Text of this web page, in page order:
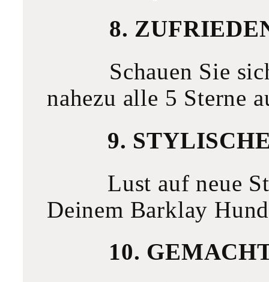
8.
Schauen Sie
nahezu alle 5 Sterne
9.
Lust auf neue
Deinem Barklay
10.